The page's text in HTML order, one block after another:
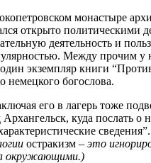
монастыре
открыто политическими
деятельность и
Между прочим у
экземпляр книги
немецкого богослова.
его в лагерь тоже
Архангельск, куда послать о
остракизм – это
окружающими.)